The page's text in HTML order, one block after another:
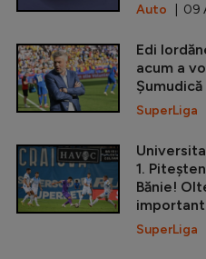
Auto | 09
Edi
acum a
Șumudică
SuperLiga
1.
Bănie!
SuperLiga